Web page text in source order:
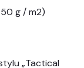
g / m2)
„Tactical